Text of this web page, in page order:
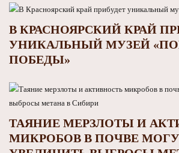
В КРАСНОЯРСКИЙ КРАЙ
УНИКАЛЬНЫЙ МУЗЕЙ
ПОБЕДЫ»
ТАЯНИЕ МЕРЗЛОТЫ И
МИКРОБОВ В ПОЧВЕ